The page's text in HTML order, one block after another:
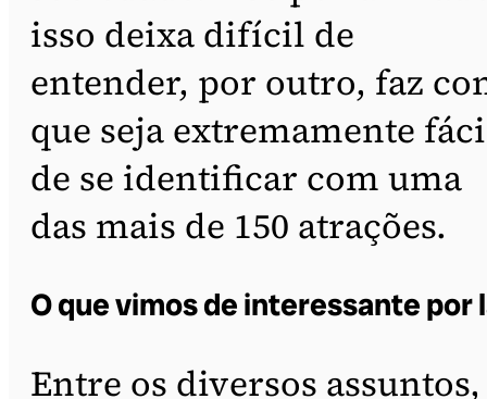
isso deixa difícil de
entender, por outro, faz
que seja extremamente
de se identificar com uma
das mais de 150 atrações.
O que vimos de interessante por
Entre os diversos assuntos,